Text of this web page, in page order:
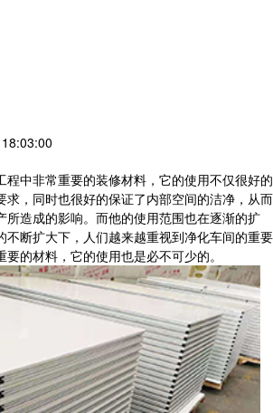
程中非常重要的装修材料，它的使用不仅很好的
求，同时也很好的保证了内部空间的洁净，从而
所造成的影响。而他的使用范围也在逐渐的扩
不断扩大下，人们越来越重视到净化车间的重要
要的材料，它的使用也是必不可少的。